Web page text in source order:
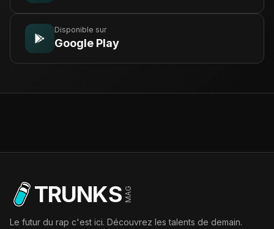
Disponible sur
Google Play
TRUNKS MAG
Le futur du rap c'est ici. Découvrez les talents de demain.